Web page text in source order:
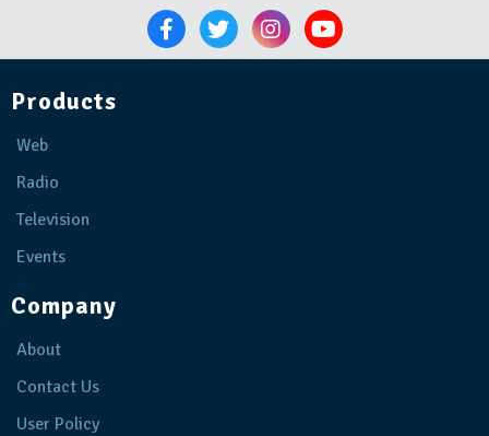
Products
Web
Radio
Television
Events
Company
About
Contact Us
User Policy